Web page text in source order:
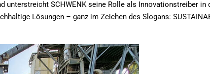
unterstreicht SCHWENK seine Rolle als Innovationstreiber in
Lösungen – ganz im Zeichen des Slogans: